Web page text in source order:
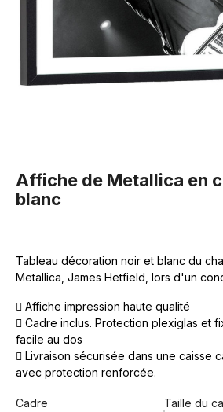
Affiche de Metallica en
blanc
Tableau décoration noir et blanc du
Metallica, James Hetfield, lors d'un
Affiche impression haute qualité
Cadre inclus. Protection plexiglas et
facile au dos
Livraison sécurisée dans une caisse
avec protection renforcée.
Cadre Taille du